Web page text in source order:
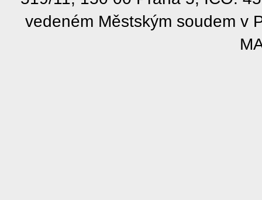
vedeném Městským soudem v